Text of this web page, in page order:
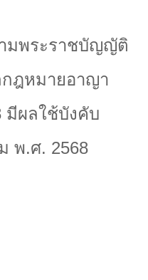
มพระราชบัญญัติ
กฎหมายอาญา
มีผลใช้บังคับ
พ.ศ. 2568